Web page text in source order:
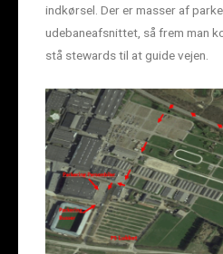
indkørsel. Der er masser af
udebaneafsnittet, så frem man
stå stewards til at guide vejen.